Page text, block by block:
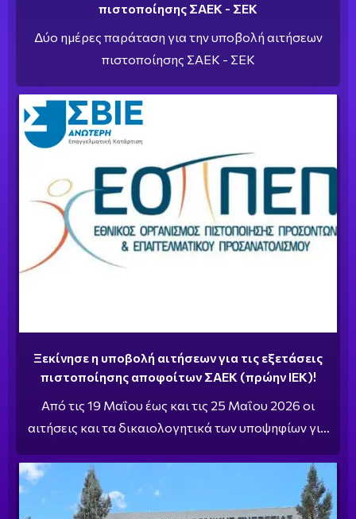
πιστοποίησης ΣΑΕΚ - ΣΕΚ
Δύο ημέρες παράταση για την υποβολή αιτήσεων
πιστοποίησης ΣΑΕΚ - ΣΕΚ
Ξεκίνησε η υποβολή αιτήσεων για τις εξετάσεις
πιστοποίησης αποφοίτων ΣΑΕΚ (πρώην ΙΕΚ)!
Από τις 19 Μαΐου έως και τις 25 Μαΐου 2026 οι
αιτήσεις και τα δικαιολογητικά των υποψηφίων για
Επαγγελματικής Κατάρτισης Σ.Α.Ε.Κ. (πρώην Ι.Ε.Κ.) .